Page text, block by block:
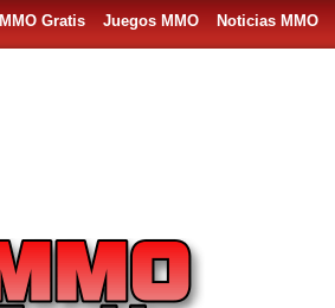
MMO Gratis Juegos MMO Noticias MMO